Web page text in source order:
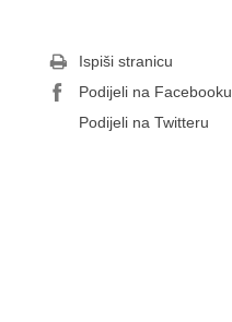
Ispiši stranicu
Podijeli na Facebooku
Podijeli na Twitteru